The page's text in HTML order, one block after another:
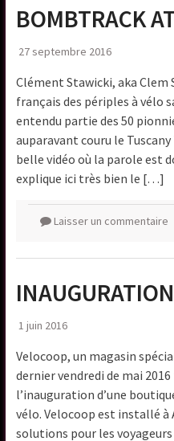
BOMBTRACK
27 septembre 2016
Clément Stawicki, aka Clem
français des périples à vélo
entendu partie des 50
auparavant couru le
belle vidéo où la parole est
explique ici très bien le […]
Laisser un commentaire
1 juin 2016
Velocoop, un magasin
dernier vendredi de mai
l’inauguration d’une
vélo. Velocoop est installé à
solutions pour les